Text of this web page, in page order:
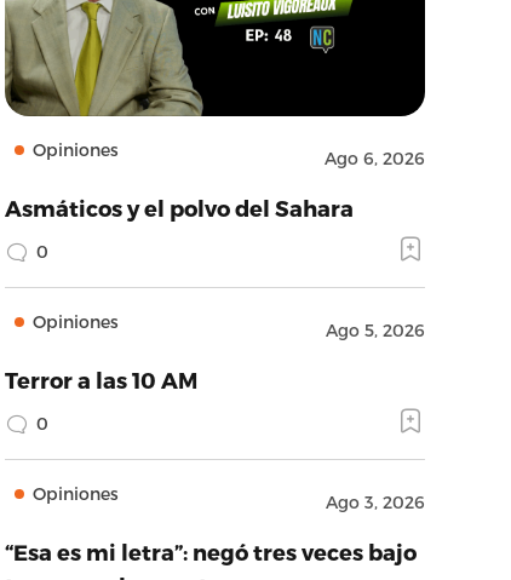
Opiniones Ago 6, 2026
Asmáticos y el polvo del Sahara
0
Opiniones Ago 5, 2026
Terror a las 10 AM
0
Opiniones Ago 3, 2026
“Esa es mi letra”: negó tres veces bajo